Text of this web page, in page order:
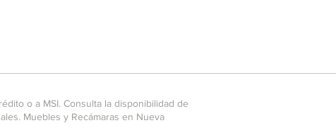
o a MSI. Consulta la disponibilidad de
Muebles y Recámaras en Nueva